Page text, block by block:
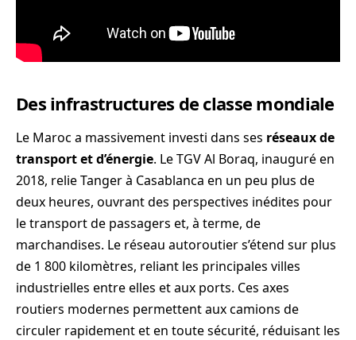
Des infrastructures de classe mondiale
Le Maroc a massivement investi dans ses réseaux de
transport et d’énergie. Le TGV Al Boraq, inauguré en
2018, relie Tanger à Casablanca en un peu plus de
deux heures, ouvrant des perspectives inédites pour
le transport de passagers et, à terme, de
marchandises. Le réseau autoroutier s’étend sur plus
de 1 800 kilomètres, reliant les principales villes
industrielles entre elles et aux ports. Ces axes
routiers modernes permettent aux camions de
circuler rapidement et en toute sécurité, réduisant les